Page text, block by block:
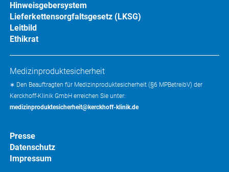
Hinweisgebersystem
Lieferkettensorgfaltsgesetz (LKSG)
Leitbild
Ethikrat
Medizinproduktesicherheit
∗ Den Beauftragten für Medizinproduktesicherheit (§6 MPBetreibV) der
Kerckhoff-Klinik GmbH erreichen Sie unter:
medizinproduktesicherheit@kerckhoff-klinik.de
Presse
Datenschutz
Impressum